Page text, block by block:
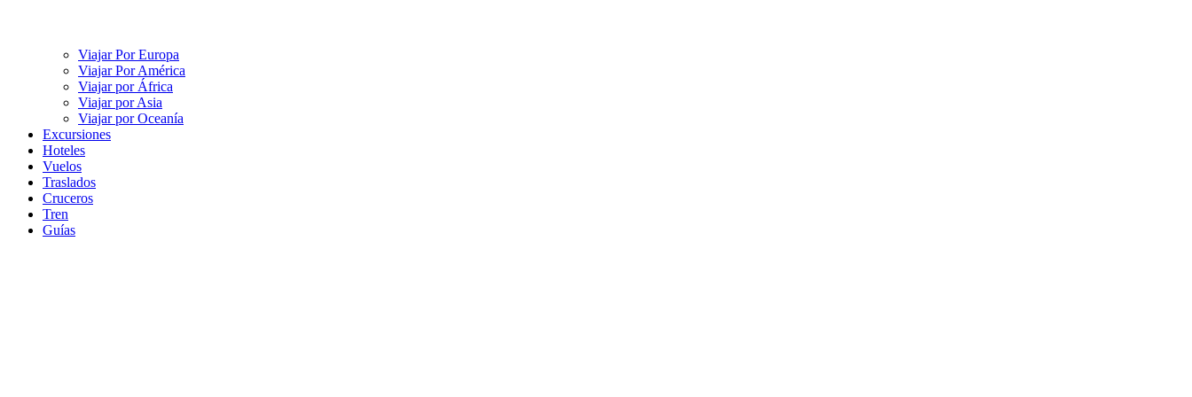
Viajar Por Europa
Viajar Por América
Viajar por África
Viajar por Asia
Viajar por Oceanía
Excursiones
Hoteles
Vuelos
Traslados
Cruceros
Tren
Guías